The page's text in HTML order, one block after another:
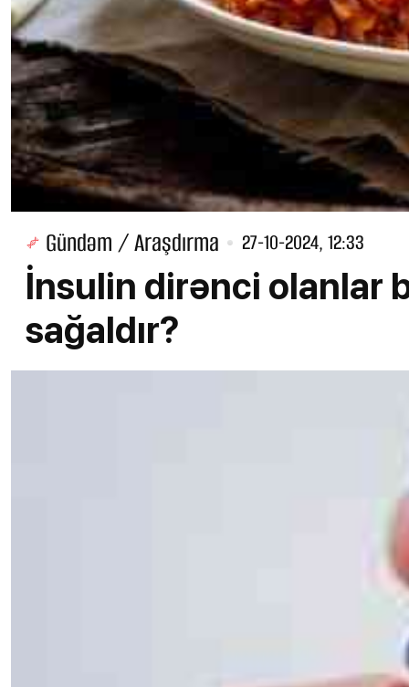
Gündəm / Araşdırma 27-10-2024, 12:33
İnsulin dirənci olanlar
sağaldır?